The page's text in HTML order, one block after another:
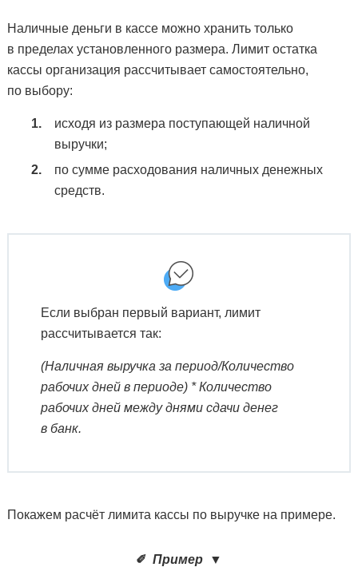
Наличные деньги в кассе можно хранить только
в пределах установленного размера. Лимит остатка
кассы организация рассчитывает самостоятельно,
по выбору:
исходя из размера поступающей наличной
выручки;
по сумме расходования наличных денежных
средств.
Если выбран первый вариант, лимит
рассчитывается так:
(Наличная выручка за период/Количество
рабочих дней в периоде) * Количество
рабочих дней между днями сдачи денег
в банк.
Покажем расчёт лимита кассы по выручке на примере.
✐ Пример▼